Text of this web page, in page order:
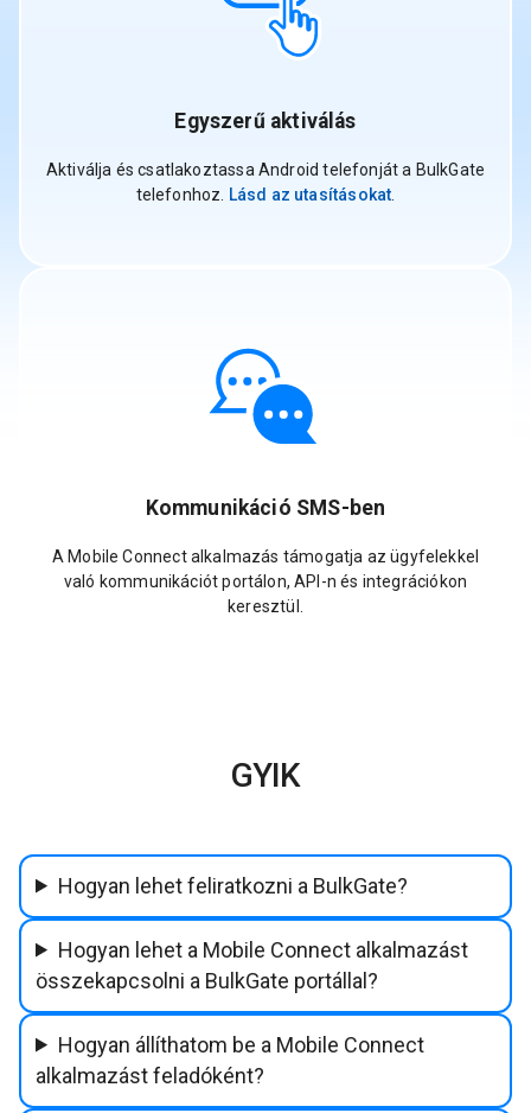
Egyszerű aktiválás
Aktiválja és csatlakoztassa Android telefonját a BulkGate
telefonhoz. Lásd az utasításokat
Kommunikáció SMS-ben
A Mobile Connect alkalmazás támogatja az ügyfelekkel
való kommunikációt portálon, API-n és integrációkon
keresztül.
GYIK
Hogyan lehet feliratkozni a BulkGate?
Hogyan lehet a Mobile Connect alkalmazást
összekapcsolni a BulkGate portállal?
Hogyan állíthatom be a Mobile Connect
alkalmazást feladóként?